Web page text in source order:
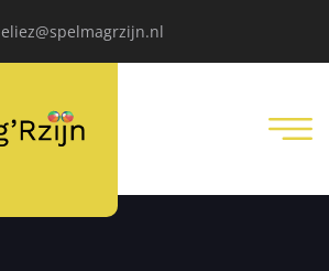
eliez@spelmagrzijn.nl